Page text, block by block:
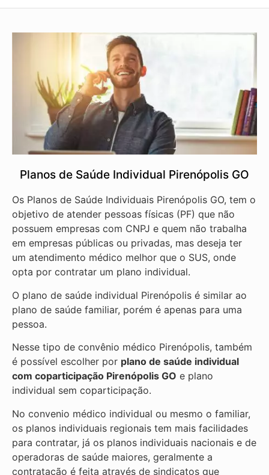
Planos de Saúde Individual Pirenópolis GO
Os Planos de Saúde Individuais Pirenópolis GO, tem o
objetivo de atender pessoas físicas (PF) que não
possuem empresas com CNPJ e quem não trabalha
em empresas públicas ou privadas, mas deseja ter
um atendimento médico melhor que o SUS, onde
opta por contratar um plano individual.
O plano de saúde individual Pirenópolis é similar ao
plano de saúde familiar, porém é apenas para uma
pessoa.
Nesse tipo de convênio médico Pirenópolis, também
é possível escolher por plano de saúde individual
com coparticipação Pirenópolis GO e plano
individual sem coparticipação.
No convenio médico individual ou mesmo o familiar,
os planos individuais regionais tem mais facilidades
para contratar, já os planos individuais nacionais e de
operadoras de saúde maiores, geralmente a
contratação é feita através de sindicatos que